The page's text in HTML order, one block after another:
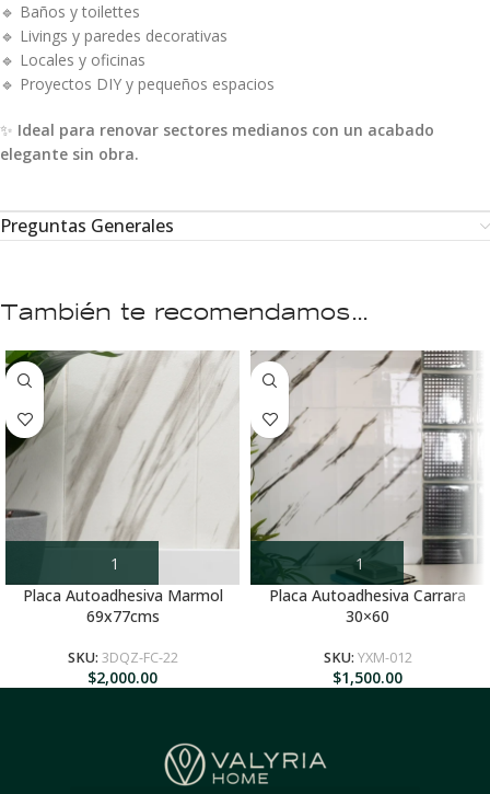
🔹 Baños y toilettes
🔹 Livings y paredes decorativas
🔹 Locales y oficinas
🔹 Proyectos DIY y pequeños espacios
✨ Ideal para renovar sectores medianos con un acabado
elegante sin obra.
Preguntas Generales
También te recomendamos…
Placa Autoadhesiva Marmol
69x77cms
SKU: 3DQZ-FC-22
$2,000.00
Placa Autoadhesiva Carrara
30×60
SKU: YXM-012
$1,500.00